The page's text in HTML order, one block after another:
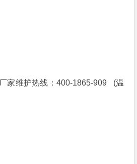
家维护热线：400-1865-909 (温